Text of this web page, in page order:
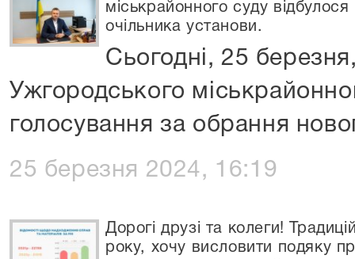
міськрайонного суду
очільника установи.
Сьогодні, 25
Ужгородського
голосування за обрання
25 березня 2024, 16:19
Дорогі друзі та колеги!
року, хочу висловити подяку